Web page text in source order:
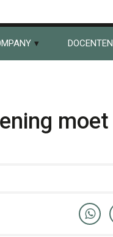
DOCENTEN
moet